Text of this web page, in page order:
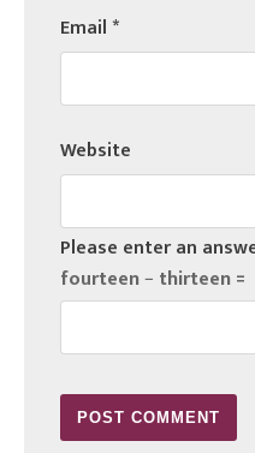
Email*
Website
Please enter an
fourteen − thirteen =